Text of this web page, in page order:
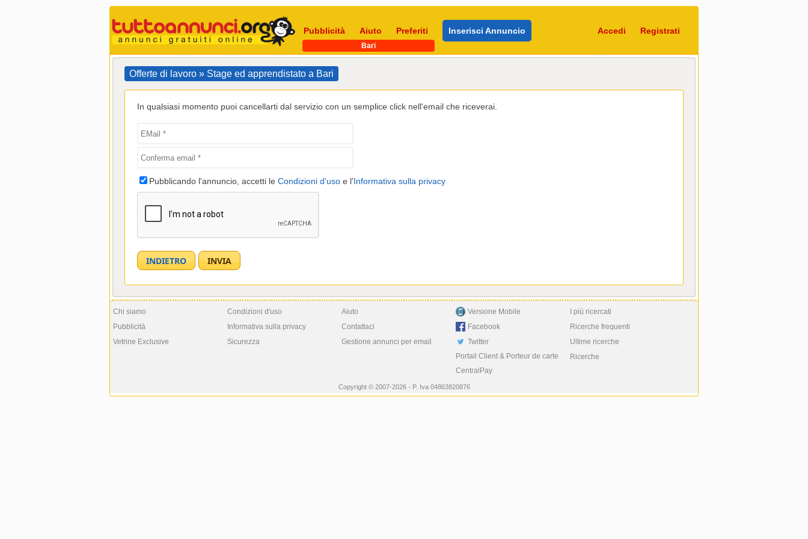
Pubblicità Aiuto Preferiti Inserisci Annuncio Accedi Registrati
Bari
Offerte di lavoro » Stage ed apprendistato a Bari
In qualsiasi momento puoi cancellarti dal servizio con un semplice click nell'email che riceverai.
Pubblicando l'annuncio, accetti le Condizioni d'uso e l'Informativa sulla privacy
Chi siamo
Pubblicità
Vetrine Exclusive
Condizioni d'uso
Informativa sulla privacy
Sicurezza
Aiuto
Contattaci
Gestione annunci per email
Versione Mobile
Facebook
Twitter
Portail Client & Porteur de carte
CentralPay
I più ricercati
Ricerche frequenti
Ultime ricerche
Ricerche
Copyright © 2007-2026 - P. Iva 04863820876